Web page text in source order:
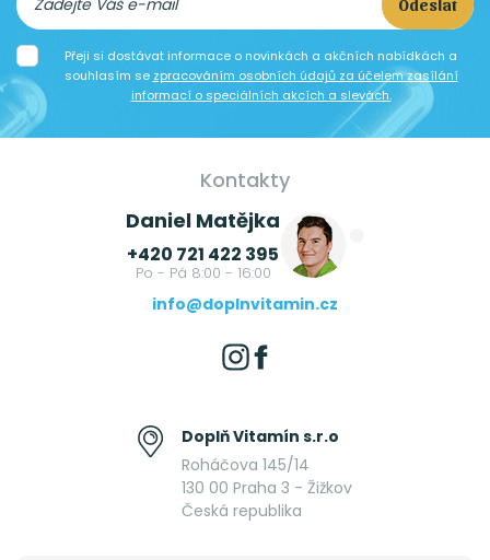
Odeslat
Přeji si dostávat informace o novinkách a akčních nabídkách a
souhlasím se zpracováním osobních údajů za účelem zasílání
informací o speciálních akcích a slevách.
Kontakty
Daniel Matějka
+420 721 422 395
Po - Pá 8:00 - 16:00
info@doplnvitamin.cz
Doplň Vitamín s.r.o
Roháčova 145/14
130 00 Praha 3 - Žižkov
Česká republika